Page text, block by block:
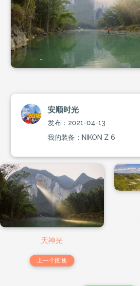
安顺时光
发布：2021-04-13
我的装备：NIKON Z 6
天神光
上一个图集